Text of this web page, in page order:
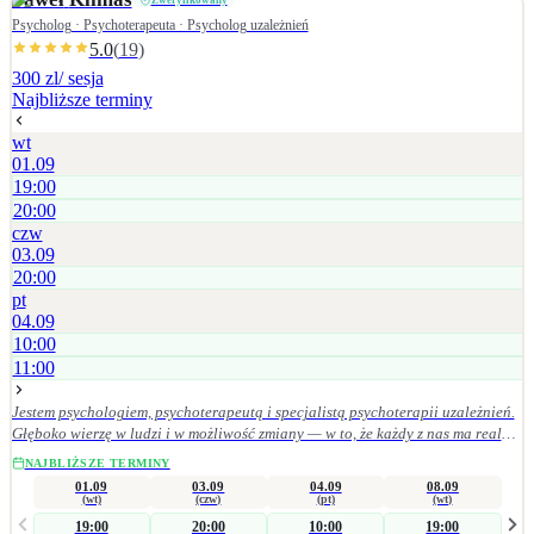
Psycholog · Psychoterapeuta · Psycholog uzależnień
5.0(19)
300 zl/ sesja
Najbliższe terminy
wt
01.09
19:00
20:00
czw
03.09
20:00
pt
04.09
10:00
11:00
Jestem psychologiem, psychoterapeutą i specjalistą psychoterapii uzależnień.
Głęboko wierzę w ludzi i w możliwość zmiany — w to, że każdy z nas ma realny
wpływ na swoje życie, wystarczy w to uwierzyć i konsekwentnie działać w
(alkohol, hazard, seksualność, media społecznościowe), • depresją, nerwicą,
zaburzeniami lękowymi i stresem, • zespołem stresu pourazowego (PTSD). Sesje
NAJBLIŻSZE TERMINY
01.09
(wt)
19:00
03.09
(czw)
20:00
04.09
(pt)
10:00
08.09
(wt)
19:00